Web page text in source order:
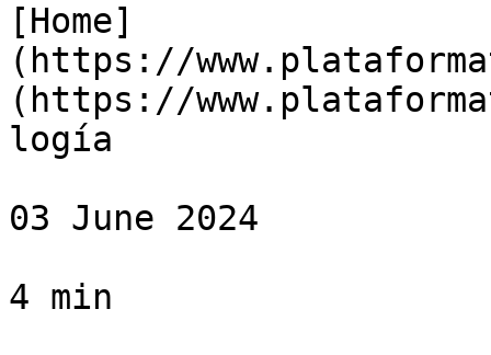
[Home]
(https://
(https://
logía
03 June 2024
4 min